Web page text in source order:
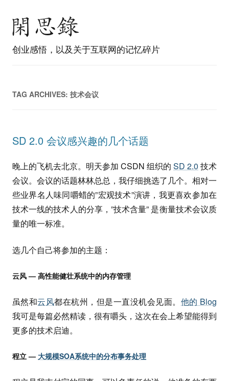
创业感悟，以及关于互联网的记忆碎片
TAG ARCHIVES: 技术会议
SD 2.0 会议感兴趣的几个话题
晚上的飞机去北京。明天参加 CSDN 组织的 SD 2.0 技术
会议。会议的话题林林总总，我仔细挑选了几个。相对一
些业界名人味同嚼蜡的”宏观技术”演讲，我更喜欢参加在
技术一线的技术人的分享，”技术含量” 是衡量技术会议质
量的唯一标准。
选几个自己将参加的主题：
云风 — 高性能健壮系统中的内存管理
虽然和云风都在杭州，但是一直没机会见面。 他的 Blog
我可是每篇必然精读，很有嚼头，这次在会上希望能得到
更多的技术启迪。
程立 — 大规模SOA系统中的分布事务处理